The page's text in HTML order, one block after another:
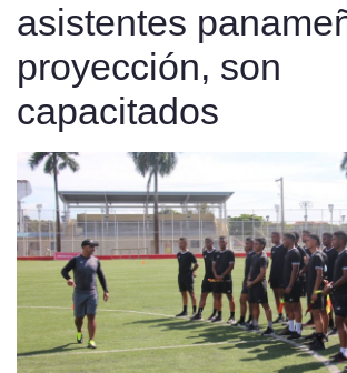
asistentes
proyección, son
capacitados